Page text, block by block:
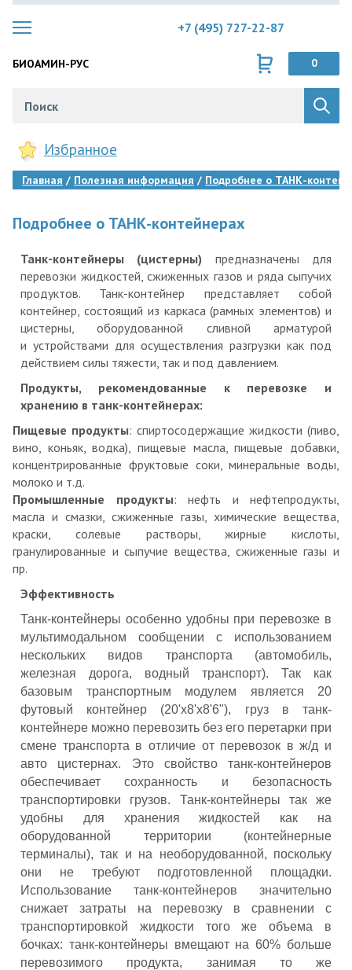
+7 (495) 727-22-87
БИОАМИН-РУС 0
Избранное
Главная Полезная информация Подробнее о ТАНК-
Подробнее о ТАНК-контейнерах
Танк-контейнеры (цистерны) предназначены для
перевозки жидкостей, сжиженных газов и ряда сыпучих
продуктов. Танк-контейнер представляет собой
контейнер, состоящий из каркаса (рамных элементов) и
цистерны, оборудованной сливной арматурой
и устройствами для осуществления разгрузки как под
действием силы тяжести, так и под давлением.
Продукты, рекомендованные к перевозке и
хранению в танк-контейнерах:
Пищевые продукты: спиртосодержащие жидкости (пиво,
вино, коньяк, водка), пищевые масла, пищевые добавки,
концентрированные фруктовые соки, минеральные воды,
молоко и т.д.
Промышленные продукты: нефть и нефтепродукты,
масла и смазки, сжиженные газы, химические вещества,
краски, солевые растворы, жирные кислоты,
гранулированные и сыпучие вещества, сжиженные газы и
пр.
Эффективность
Танк-контейнеры особенно удобны при перевозке в
мультимодальном сообщении с использованием
нескольких видов транспорта (автомобиль,
железная дорога, водный транспорт). Так как
базовым транспортным модулем является 20
футовый контейнер (20'x8'x8'6"), груз в танк-
контейнере можно перевозить без его перетарки при
смене транспорта в отличие от перевозок в ж/д и
авто цистернах. Это свойство танк-контейнеров
обеспечивает сохранность и безопасность
транспортировки грузов. Танк-контейнеры так же
удобны для хранения жидкостей как на
оборудованной территории (контейнерные
терминалы), так и на необорудованной, поскольку
они не требуют подготовленной площадки.
Использование танк-контейнеров значительно
снижает затраты на перевозку в сравнении с
транспортировкой жидкости того же объема в
бочках: танк-контейнеры вмещают на 60% больше
перевозимого продукта, занимая то же